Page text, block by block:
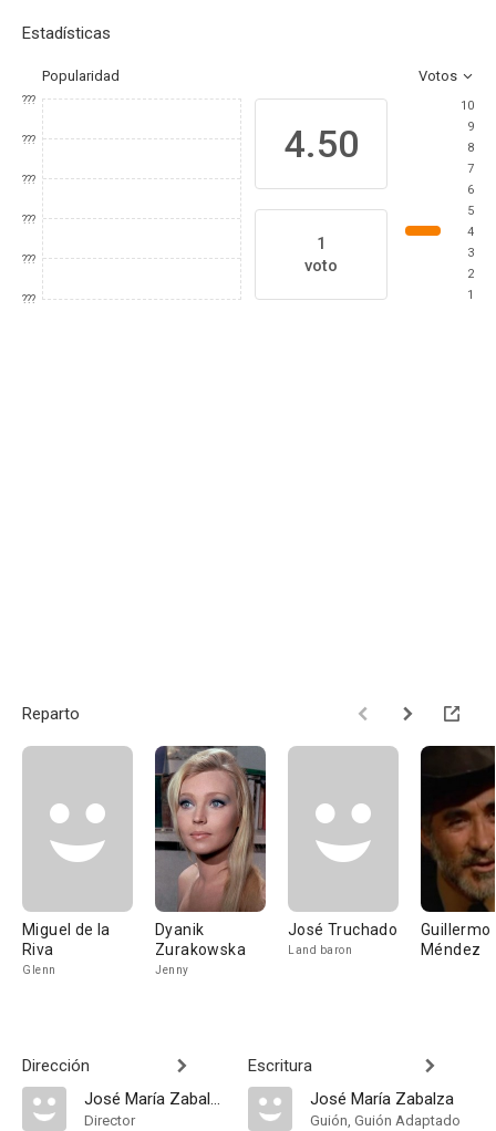
Estadísticas
Popularidad Votos
???
???
???
???
???
???
4.50
1
voto
10
9
8
7
6
5
4
3
2
1
Reparto
Miguel de la
Riva
Glenn
Dyanik
Zurakowska
Jenny
José Truchado
Land baron
Guillermo
Méndez
Dirección
José María Zabalza
Director
Escritura
José María Zabalza
Guión, Guión Adaptado